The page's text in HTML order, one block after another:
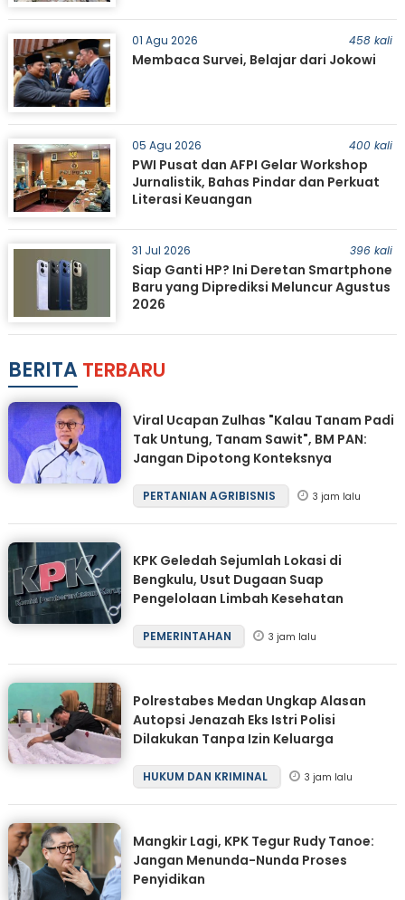
01 Agu 2026 458 kali
Membaca Survei, Belajar dari Jokowi
05 Agu 2026 400 kali
PWI Pusat dan AFPI Gelar Workshop
Jurnalistik, Bahas Pindar dan Perkuat
Literasi Keuangan
31 Jul 2026 396 kali
Siap Ganti HP? Ini Deretan Smartphone
Baru yang Diprediksi Meluncur Agustus
2026
BERITA TERBARU
Viral Ucapan Zulhas "Kalau Tanam Padi
Tak Untung, Tanam Sawit", BM PAN:
Jangan Dipotong Konteksnya
PERTANIAN AGRIBISNIS 3 jam lalu
KPK Geledah Sejumlah Lokasi di
Bengkulu, Usut Dugaan Suap
Pengelolaan Limbah Kesehatan
PEMERINTAHAN 3 jam lalu
Polrestabes Medan Ungkap Alasan
Autopsi Jenazah Eks Istri Polisi
Dilakukan Tanpa Izin Keluarga
HUKUM DAN KRIMINAL 3 jam lalu
Mangkir Lagi, KPK Tegur Rudy Tanoe:
Jangan Menunda-Nunda Proses
Penyidikan